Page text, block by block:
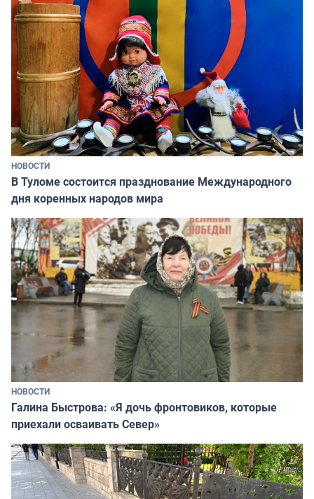
НОВОСТИ
В Туломе состоится празднование Международного
дня коренных народов мира
НОВОСТИ
Галина Быстрова: «Я дочь фронтовиков, которые
приехали осваивать Север»